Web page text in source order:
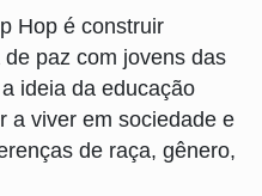
Hop é construir
paz com jovens das
ideia da educação
a viver em sociedade e
de raça, gênero,